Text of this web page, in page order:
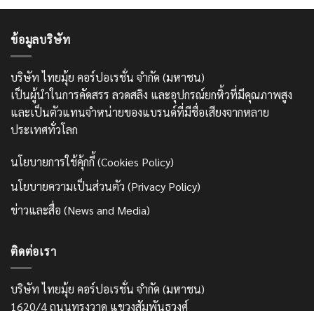
ข้อมูลบริษัท
บริษัท ไทยมุ้ย คอร์ปอเรชั่น จำกัด (มหาชน)
เป็นผู้นำในการคัดสรร ลวดสลิง และอุปกรณ์ยกหิ้วที่มีคุณภาพสูง
และเป็นตัวแทนจำหน่ายของแบรนด์ที่มีชื่อเสียงจากหลาย
ประเทศทั่วโลก
นโยบายการใช้คุ้กกี้ (Cookies Policy)
นโยบายความเป็นส่วนตัว (Privacy Policy)
ข่าวและสื่อ (News and Media)
ติดต่อเรา
บริษัท ไทยมุ้ย คอร์ปอเรชั่น จำกัด (มหาชน)
1620/4 ถนนทรงวาด แขวงสัมพันธวงศ์